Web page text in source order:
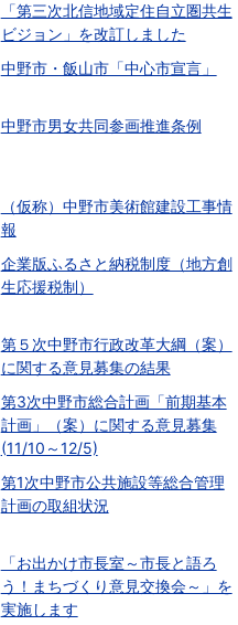
「第三次北信地域定住自立圏共生
ビジョン」を改訂しました
中野市・飯山市「中心市宣言」
中野市男女共同参画推進条例
（仮称）中野市美術館建設工事情
報
企業版ふるさと納税制度（地方創
生応援税制）
第５次中野市行政改革大綱（案）
に関する意見募集の結果
第3次中野市総合計画「前期基本
計画」（案）に関する意見募集
(11/10～12/5)
第1次中野市公共施設等総合管理
計画の取組状況
「お出かけ市長室～市長と語ろ
う！まちづくり意見交換会～」を
実施します